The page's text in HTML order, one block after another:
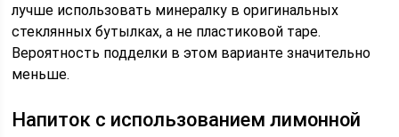
лучше использовать минералку в оригинальных
стеклянных бутылках, а не пластиковой таре.
Вероятность подделки в этом варианте значительно
меньше.
Напиток с использованием лимонной